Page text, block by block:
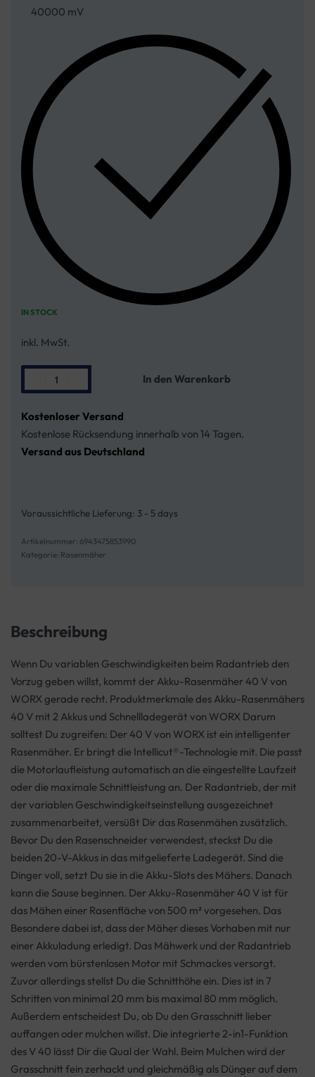
40000 mV
IN STOCK
inkl. MwSt.
In den Warenkorb
Kostenloser Versand
Kostenlose Rücksendung innerhalb von 14 Tagen.
Versand aus Deutschland
Voraussichtliche Lieferung: 3 - 5 days
6943475853990
Kategorie: Rasenmäher
Beschreibung
Wenn Du variablen Geschwindigkeiten beim Radantrieb den
Vorzug geben willst, kommt der Akku-Rasenmäher 40 V von
WORX gerade recht. Produktmerkmale des Akku-Rasenmähers
40 V mit 2 Akkus und Schnellladegerät von WORX Darum
solltest Du zugreifen: Der 40 V von WORX ist ein intelligenter
Rasenmäher. Er bringt die Intellicut®-Technologie mit. Die passt
die Motorlaufleistung automatisch an die eingestellte Laufzeit
oder die maximale Schnittleistung an. Der Radantrieb, der mit
der variablen Geschwindigkeitseinstellung ausgezeichnet
zusammenarbeitet, versüßt Dir das Rasenmähen zusätzlich.
Bevor Du den Rasenschneider verwendest, steckst Du die
beiden 20-V-Akkus in das mitgelieferte Ladegerät. Sind die
Dinger voll, setzt Du sie in die Akku-Slots des Mähers. Danach
kann die Sause beginnen. Der Akku-Rasenmäher 40 V ist für
das Mähen einer Rasenfläche von 500 m² vorgesehen. Das
Besondere dabei ist, dass der Mäher dieses Vorhaben mit nur
einer Akkuladung erledigt. Das Mähwerk und der Radantrieb
werden vom bürstenlosen Motor mit Schmackes versorgt.
Zuvor allerdings stellst Du die Schnitthöhe ein. Dies ist in 7
Schritten von minimal 20 mm bis maximal 80 mm möglich.
Außerdem entscheidest Du, ob Du den Grasschnitt lieber
auffangen oder mulchen willst. Die integrierte 2-in1-Funktion
des V 40 lässt Dir die Qual der Wahl. Beim Mulchen wird der
Grasschnitt fein zerhackt und gleichmäßig als Dünger auf dem